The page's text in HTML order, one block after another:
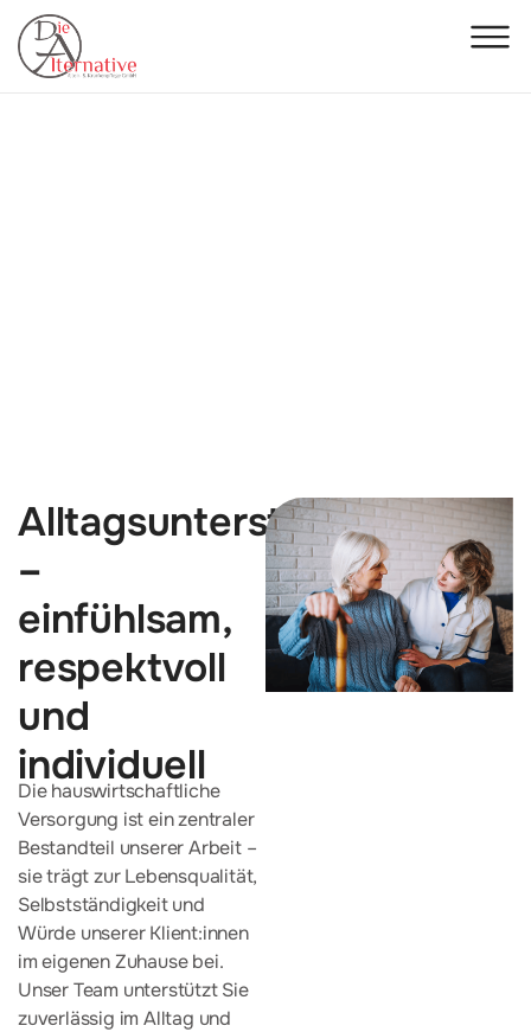
Alltagsunterstützung
–
einfühlsam,
respektvoll
und
individuell
Die hauswirtschaftliche
Versorgung ist ein zentraler
Bestandteil unserer Arbeit –
sie trägt zur Lebensqualität,
Selbstständigkeit und
Würde unserer Klient:innen
im eigenen Zuhause bei.
Unser Team unterstützt Sie
zuverlässig im Alltag und